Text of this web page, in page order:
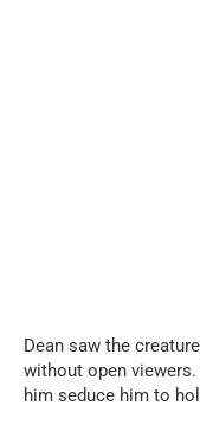
Dean saw the
without open
him seduce him to